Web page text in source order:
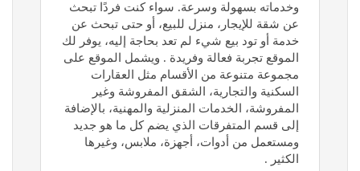
وخدماته بسهولة وسرعة. سواء كنت فردًا تبحث
عن شقة للإيجار، منزل للبيع، أو حتى تبحث عن
خدمة أو تود بيع شيء لم تعد بحاجة إليه، يوفر لك
الموقع تجربة فعالة وفريدة . ويشمل الموقع على
مجموعة متنوعة من الأقسام مثل العقارات
السكنية والتجارية، الشقق المفروشة وغير
المفروشة، الخدمات المنزلية والمهنية، بالإضافة
إلى قسم المتفرقات الذي يضم كل ما هو جديد
ومستعمل من أدوات، أجهزة، ملابس، وغيرها
الكثير .